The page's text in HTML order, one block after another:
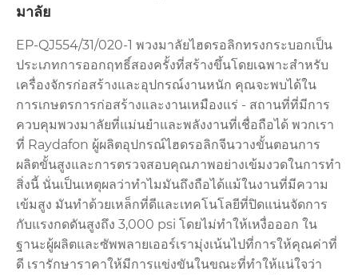
มาลัย
EP-QJ554/31/020-1 พวงมาลัยไฮดรอลิกทรงกระบอกเป็น
ประเภทการออกฤทธิ์สองครั้งที่สร้างขึ้นโดยเฉพาะสำหรับ
เครื่องจักรก่อสร้างและอุปกรณ์งานหนัก คุณจะพบได้ใน
การเกษตรการก่อสร้างและงานเหมืองแร่ - สถานที่ที่มีการ
ควบคุมพวงมาลัยที่แม่นยำและพลังงานที่เชื่อถือได้ พวกเรา
ที่ Raydafon ผู้ผลิตอุปกรณ์ไฮดรอลิกจีนวางขั้นตอนการ
ผลิตขั้นสูงและการตรวจสอบคุณภาพอย่างเข้มงวดในการทำ
สิ่งนี้ นั่นเป็นเหตุผลว่าทำไมมันถึงถือได้แม้ในงานที่มีความ
เข้มสูง มันทำด้วยเหล็กที่ดีและเทคโนโลยีที่ปิดแน่นจัดการ
กับแรงกดดันสูงถึง 3,000 psi โดยไม่ทำให้เหงื่อออก ใน
ฐานะผู้ผลิตและซัพพลายเออร์เรามุ่งเน้นไปที่การให้คุณค่าที่
ดี เรารักษาราคาให้มีการแข่งขันในขณะที่ทำให้แน่ใจว่า